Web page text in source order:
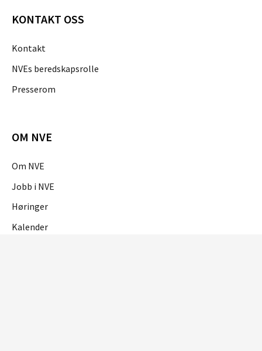
KONTAKT OSS
Kontakt
NVEs beredskapsrolle
Presserom
OM NVE
Om NVE
Jobb i NVE
Høringer
Kalender